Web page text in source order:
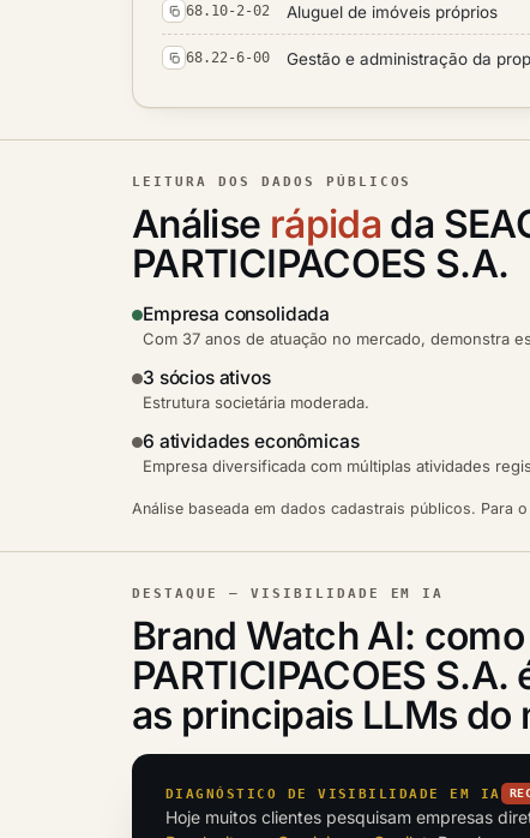
68.10-2-02 Aluguel de imóveis próprios
68.22-6-00 Gestão e administração da
LEITURA DOS DADOS PÚBLICOS
Análise rápida da
PARTICIPACOES S.A.
Empresa consolidada
Com 37 anos de atuação no mercado, demonstra
3 sócios ativos
Estrutura societária moderada.
6 atividades econômicas
Empresa diversificada com múltiplas atividades
Análise baseada em dados cadastrais públicos. Para
DESTAQUE — VISIBILIDADE EM IA
Brand Watch AI: como
PARTICIPACOES S.A.
as principais LLMs do
DIAGNÓSTICO DE VISIBILIDADE EM IA
Hoje muitos clientes pesquisam empresas